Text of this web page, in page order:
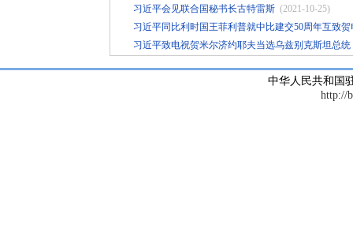
习近平会见联合国秘书长古特雷斯 (2021-10-25)
习近平同比利时国王菲利普就中比建交50周年互致
习近平致电祝贺米尔济约耶夫当选乌兹别克斯坦总统
中华人民共和国
http://